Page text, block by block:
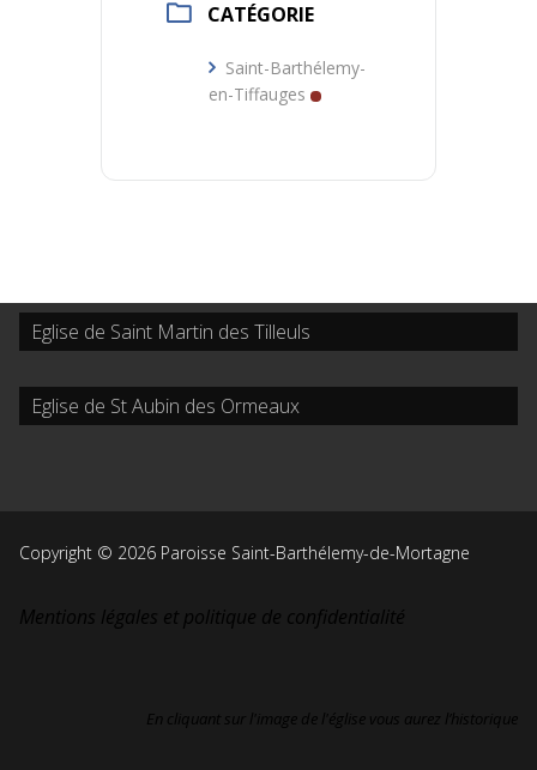
CATÉGORIE
Saint-Barthélemy-
en-Tiffauges
Eglise de Saint Martin des Tilleuls
Eglise de St Aubin des Ormeaux
Copyright © 2026 Paroisse Saint-Barthélemy-de-Mortagne
Mentions légales et politique de confidentialité
En cliquant sur l'image de l'église vous aurez l’historique